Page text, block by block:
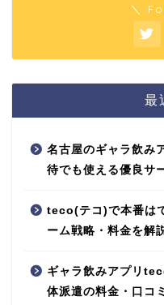
＼
最
名古屋のギャラ飲み
待でも使える優良サ
teco(テコ)で本番は
ーム戦略・料金を解
ギャラ飲みアプリ
体派遣の料金・口コ